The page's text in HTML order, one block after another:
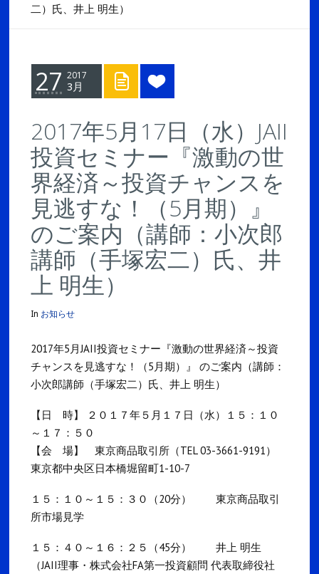
二）氏、井上 明生）
27 2017
3月
2017年5月17日（水）JAII
投資セミナー『激動の世
界経済～投資チャンスを
見逃すな！（5月期）』
のご案内（講師：小次郎
講師（手塚宏二）氏、井
上 明生）
In お知らせ
2017年5月JAII投資セミナー『激動の世界経済～投資
チャンスを見逃すな！（5月期）』 のご案内（講師：
小次郎講師（手塚宏二）氏、井上 明生）
【日 時】 ２０１７年５月１７日（水）１５：１０
～１７：５０
【会 場】 東京商品取引所（TEL 03-3661-9191）
東京都中央区日本橋堀留町1-10-7
１５：１０～１５：３０（20分） 東京商品取引
所市場見学
１５：４０～１６：２５（45分） 井上 明生
（JAII理事・株式会社FA第一投資顧問 代表取締役社